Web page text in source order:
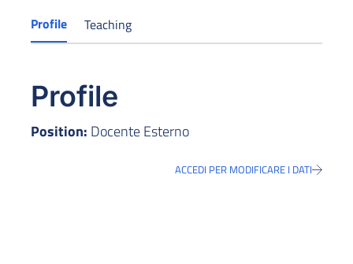
Profile Teaching
Profile
Position: Docente Esterno
ACCEDI PER MODIFICARE I DATI